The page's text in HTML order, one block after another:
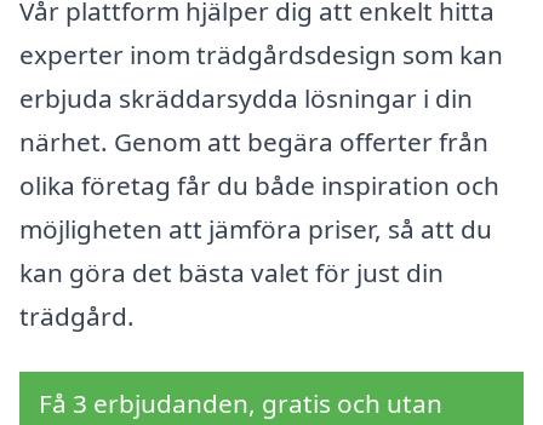
Vår plattform hjälper dig att enkelt hitta
experter inom trädgårdsdesign som kan
erbjuda skräddarsydda lösningar i din
närhet. Genom att begära offerter från
olika företag får du både inspiration och
möjligheten att jämföra priser, så att du
kan göra det bästa valet för just din
trädgård.
Få 3 erbjudanden, gratis och utan